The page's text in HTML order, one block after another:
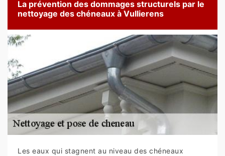
La prévention des dommages structurels par le
nettoyage des chéneaux à Vullierens
Les eaux qui stagnent au niveau des chéneaux